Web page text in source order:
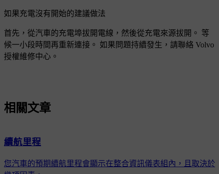
如果充電沒有開始的建議做法
首先，從汽車的充電埠拔開電線，然後從充電來源拔開。 等
候一小段時間再重新連接。 如果問題持續發生，請聯絡 Volvo
授權維修中心。
相關文章
續航里程
您汽車的預期續航里程會顯示在整合資訊儀表組內，且取決於